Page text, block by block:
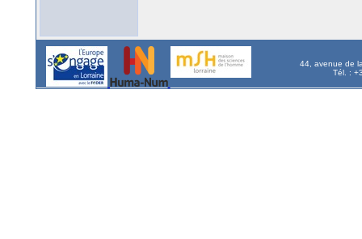
44, avenue de
Tél. :